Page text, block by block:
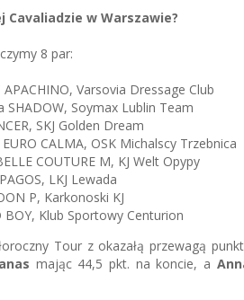
w Warszawie?
8 par:
APACHINO, Varsovia Dressage Club
SHADOW, Soymax Lublin Team
SKJ Golden Dream
CALMA, OSK Michalscy Trzebnica
COUTURE M, KJ Welt Opypy
LKJ Lewada
P, Karkonoski KJ
BOY, Klub Sportowy Centurion
Tour z okazałą przewagą
mając 44,5 pkt. na koncie, a